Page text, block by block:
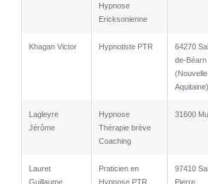
Hypnose
Ericksonienne
Khagan Victor Hypnotiste PTR
64270
de-Béarn
(Nouvelle
Aquitaine)
Lagleyre
Jérôme
Hypnose
Thérapie brève
Coaching
31600
Lauret
Guillaume
Praticien en
Hypnose PTR
97410
Pierre